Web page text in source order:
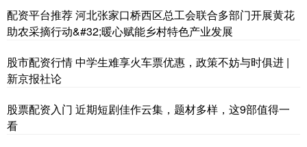
配资平台推荐 河北张家口桥西区总工会联合多部门开展黄花
助农采摘行动&#32;暖心赋能乡村特色产业发展
股市配资行情 中学生难享火车票优惠，政策不妨与时俱进 |
新京报社论
股票配资入门 近期短剧佳作云集，题材多样，这9部值得一
看